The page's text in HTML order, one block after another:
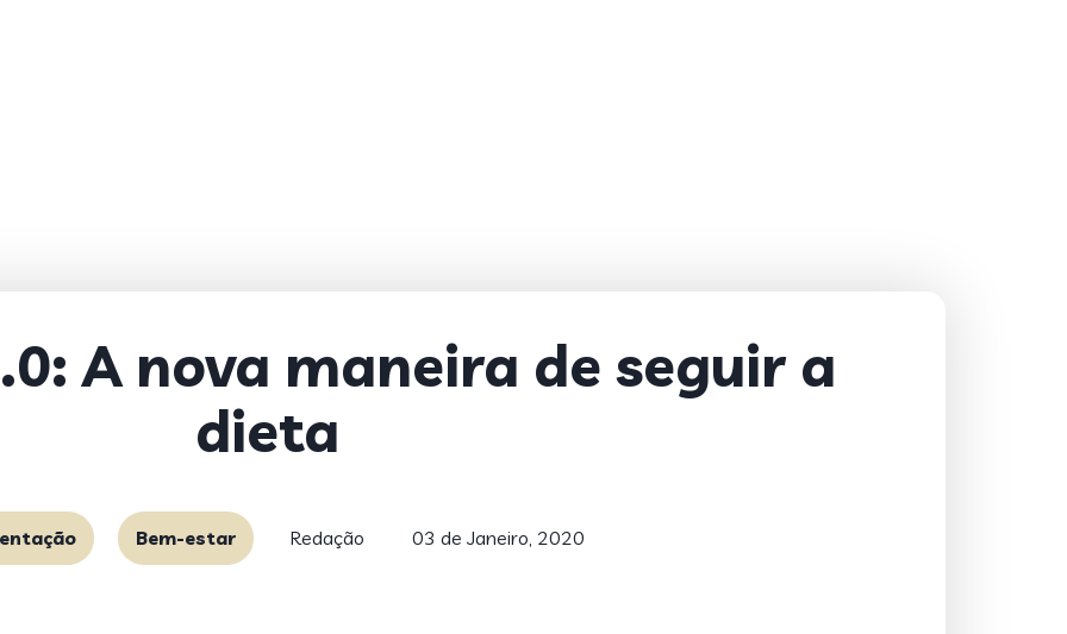
A nova maneira de seguir a
dieta
Bem-estar Redação 03 de Janeiro, 2020